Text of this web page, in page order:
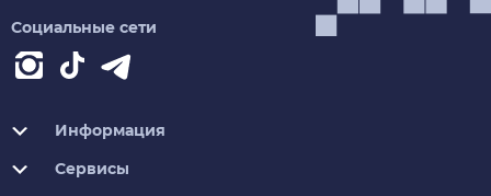
Социальные сети
Информация
Сервисы